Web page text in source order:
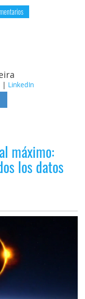
| LinkedIn
máximo:
los datos